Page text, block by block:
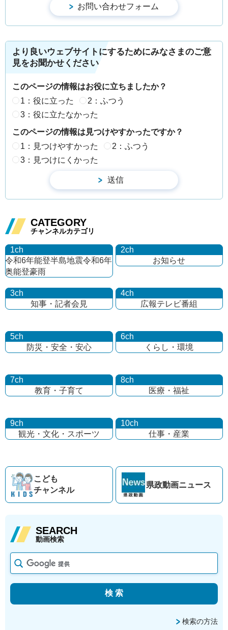
より良いウェブサイトにするためにみなさまのご意
見をお聞かせください
このページの情報はお役に立ちましたか？
1：役に立った
2：ふつう
3：役に立たなかった
このページの情報は見つけやすかったですか？
1：見つけやすかった
2：ふつう
3：見つけにくかった
CATEGORY
チャンネルカテゴリ
1ch
令和6年能登半島地震令和6年
奥能登豪雨
2ch
お知らせ
3ch
知事・記者会見
4ch
広報テレビ番組
5ch
防災・安全・安心
6ch
くらし・環境
7ch
教育・子育て
8ch
医療・福祉
9ch
観光・文化・ スポーツ
10ch
仕事・産業
こども
チャンネル
県政動画ニュース
SEARCH
動画検索
検索の方法